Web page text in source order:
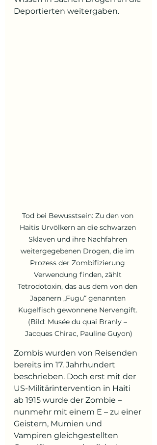
Deportierten weitergaben.
Tod bei Bewusstsein: Zu den von
Haitis Urvölkern an die schwarzen
Sklaven und ihre Nachfahren
weitergegebenen Drogen, die im
Prozess der Zombifizierung
Verwendung finden, zählt
Tetrodotoxin, das aus dem von den
Japanern „Fugu“ genannten
Kugelfisch gewonnene Nervengift.
(Bild: Musée du quai Branly –
Jacques Chirac, Pauline Guyon)
Zombis wurden von Reisenden
bereits im 17. Jahrhundert
beschrieben. Doch erst mit der
US-Militärintervention in Haiti
ab 1915 wurde der Zombie –
nunmehr mit einem E – zu einer
Geistern, Mumien und
Vampiren gleichgestellten